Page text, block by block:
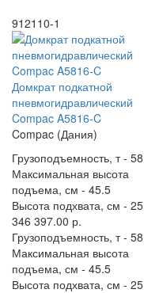
912110-1
Домкрат подкатной
пневмогидравлический
Compac A5816-C
Compac (Дания)
Грузоподъемность, т - 58
Максимальная высота
подъема, см - 45.5
Высота подхвата, см - 25
346 397.00 р.
Грузоподъемность, т - 58
Максимальная высота
подъема, см - 45.5
Высота подхвата, см - 25